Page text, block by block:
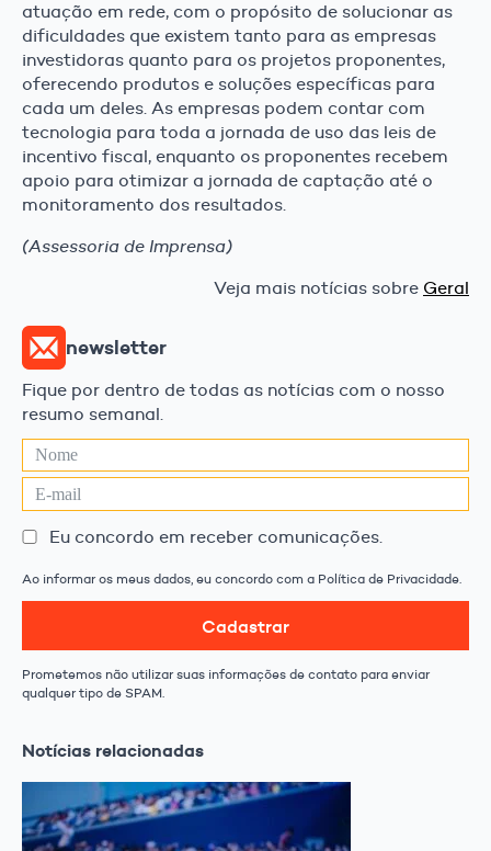
atuação em rede, com o propósito de solucionar as
dificuldades que existem tanto para as empresas
investidoras quanto para os projetos proponentes,
oferecendo produtos e soluções específicas para
cada um deles. As empresas podem contar com
tecnologia para toda a jornada de uso das leis de
incentivo fiscal, enquanto os proponentes recebem
apoio para otimizar a jornada de captação até o
monitoramento dos resultados.
(Assessoria de Imprensa)
Veja mais notícias sobre Geral
newsletter
Fique por dentro de todas as notícias com o nosso
resumo semanal.
Eu concordo em receber comunicações.
Ao informar os meus dados, eu concordo com a Política de Privacidade.
Cadastrar
Prometemos não utilizar suas informações de contato para enviar
qualquer tipo de SPAM.
Notícias relacionadas